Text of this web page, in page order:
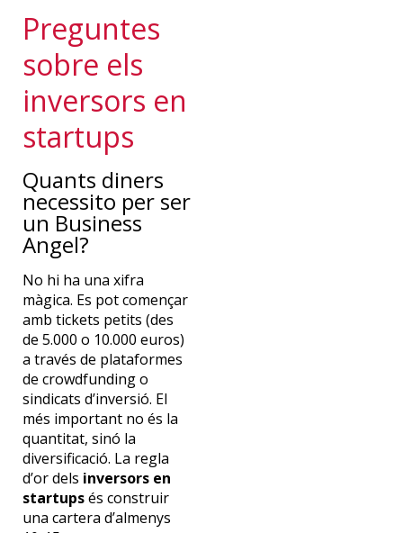
Preguntes
sobre els
inversors en
startups
Quants diners
necessito per ser
un Business
Angel?
No hi ha una xifra
màgica. Es pot començar
amb tickets petits (des
de 5.000 o 10.000 euros)
a través de plataformes
de crowdfunding o
sindicats d’inversió. El
més important no és la
quantitat, sinó la
diversificació. La regla
d’or dels inversors en
startupsés construir
una cartera d’almenys